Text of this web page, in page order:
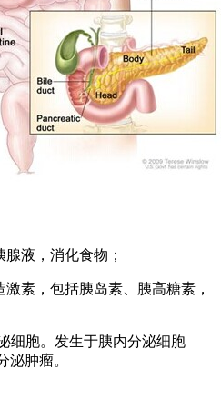
液，消化食物；
素，包括胰岛素、胰高糖素，
细胞。发生于胰内分泌细胞
泌肿瘤。